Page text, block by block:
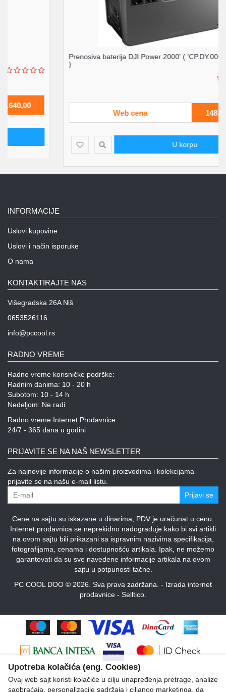
Prenosiva baterija DJI Power 2000' ( 'CP.DY.00000171.01'
INFORMACIJE
Uslovi kupovine
Uslovi i način isporuke
O nama
KONTAKTIRAJTE NAS
Višegradska 26A Niš
0653526116
info@pccool.rs
RADNO VREME
Radno vreme korisničke podrške:
Radnim danima: 10 - 20 h
Subotom: 10 - 14 h
Nedeljom: Ne radi
Radno vreme Internet Prodavnice:
24/7 - 365 dana u godini
PRIJAVITE SE NA NAŠ NEWSLETTER
Za najnovije informacije o našim proizvodima i kolekcijama
prijavite se na našu e-mail listu.
Prijavi se
Cene na sajtu su iskazane u dinarima, PDV je uračunat u cenu.
Internet prodavnica se neprekidno nadograđuje kako bi svi artikli
na ovom sajtu bili prikazani sa ispravnim nazivima specifikacija,
fotografijama, cenama i dostupnošću artikala. Ipak, ne možemo
garantovati da su sve navedene informacije artikala na ovom
sajtu u potpunosti tačne.
PC COOL DOO © 2026. Sva prava zadržana. - Izrada internet
prodavnice - Selltico.
Upotreba kolačića (eng. Cookies)
Ovaj web sajt koristi kolačiće u cilju unapređenja pretrage, analize
saobraćaja, personalizacije sadržaja i ciljanog marketinga, da